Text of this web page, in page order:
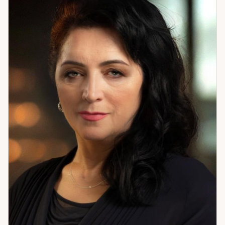
помогаю понять, кто из близких реально поддерживает, а
кто — неосознанно тормозит. Могу считать влияние
конкретного человека на вашу ситуацию. Это часто
оказывается ключом к тому, что давно не складывается.
Чаще всего приходят с отношениями — понять чувства
партнёра, разобраться в семейной ситуации, найти путь к
встрече с нужным человеком. Работаю внимательно, без
торопливости. Если нужна точная картина — приходите.